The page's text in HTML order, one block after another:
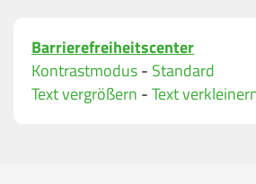
Barrierefreiheitscenter
Kontrastmodus- Standard
Text vergrößern -Text
Bitte geben Sie eine gültige
Telefon*